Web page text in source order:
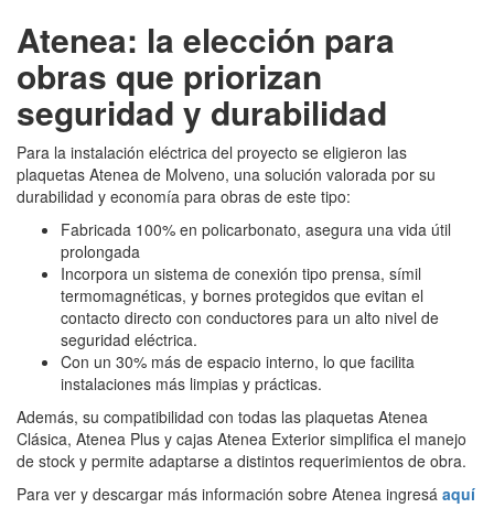
Atenea: la elección para
obras que priorizan
seguridad y durabilidad
Para la instalación eléctrica del proyecto se eligieron las
plaquetas Atenea de Molveno, una solución valorada por su
durabilidad y economía para obras de este tipo:
Fabricada 100% en policarbonato, asegura una vida útil
prolongada
Incorpora un sistema de conexión tipo prensa, símil
termomagnéticas, y bornes protegidos que evitan el
contacto directo con conductores para un alto nivel de
seguridad eléctrica.
Con un 30% más de espacio interno, lo que facilita
instalaciones más limpias y prácticas.
Además, su compatibilidad con todas las plaquetas Atenea
Clásica, Atenea Plus y cajas Atenea Exterior simplifica el manejo
de stock y permite adaptarse a distintos requerimientos de obra.
Para ver y descargar más información sobre Atenea ingresá aquí